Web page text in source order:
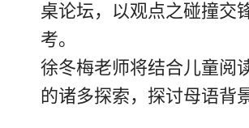
桌论坛，以观点之碰撞交
考。
徐冬梅老师将结合儿童阅
的诸多探索，探讨母语背